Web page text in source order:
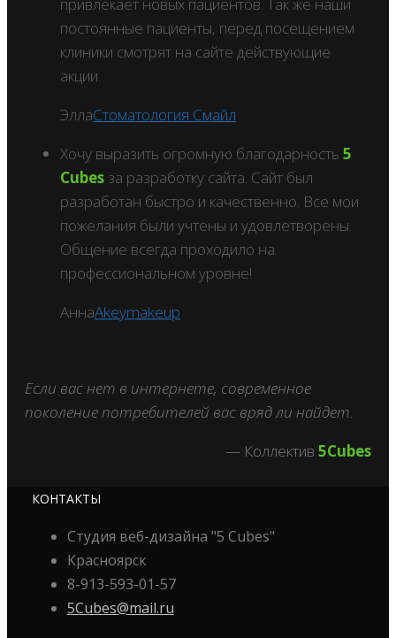
привлекает новых пациентов. Так же наши
постоянные пациенты, перед посещением
клиники смотрят на сайте действующие
акции.
ЭллаСтоматология Смайл
Xочу выразить огромную благодарность 5
Cubes за разработку сайта. Сайт был
разработан быстро и качественно. Все мои
пожелания были учтены и удовлетворены.
Общение всегда проходило на
профессиональном уровне!
АннаAkeymakeup
Если вас нет в интернете, современное
поколение потребителей вас вряд ли найдет.
— Коллектив 5Cubes
КОНТАКТЫ
Студия веб-дизайна "5 Cubes"
Красноярск
8-913-593-01-57
5Cubes@mail.ru